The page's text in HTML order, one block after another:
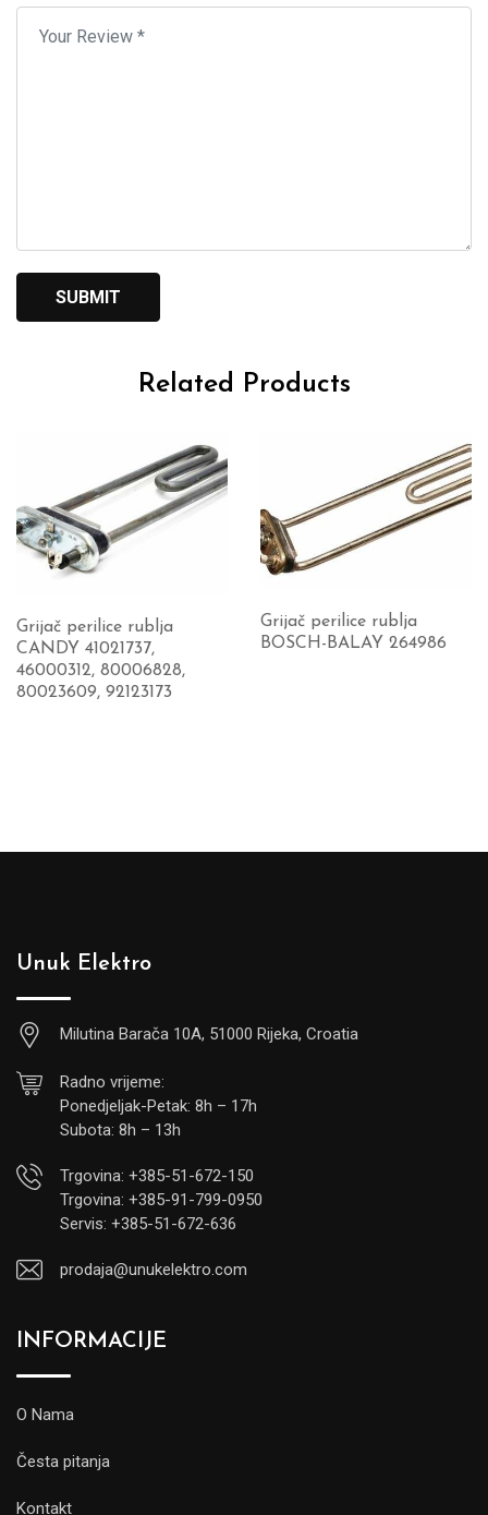
Related Products
Grijač perilice rublja
CANDY 41021737,
46000312, 80006828,
80023609, 92123173
Grijač perilice rublja
BOSCH-BALAY 264986
Unuk Elektro
Milutina Barača 10A, 51000 Rijeka, Croatia
Radno vrijeme:
Ponedjeljak-Petak: 8h – 17h
Subota: 8h – 13h
Trgovina: +385-51-672-150
Trgovina: +385-91-799-0950
Servis: +385-51-672-636
prodaja@unukelektro.com
INFORMACIJE
O Nama
Česta pitanja
Kontakt